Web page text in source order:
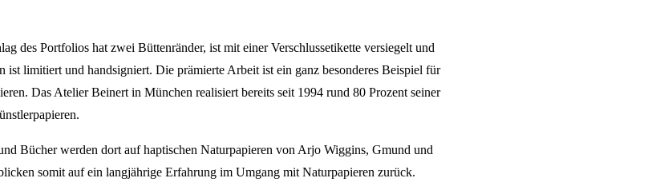
des Portfolios hat zwei Büttenränder, ist mit einer Verschlussetikette versiegelt und
ist limitiert und handsigniert. Die prämierte Arbeit ist ein ganz besonderes Beispiel für
Das Atelier Beinert in München realisiert bereits seit 1994 rund 80 Prozent seiner
Bücher werden dort auf haptischen Naturpapieren von Arjo Wiggins, Gmund und
somit auf ein langjährige Erfahrung im Umgang mit Naturpapieren zurück.